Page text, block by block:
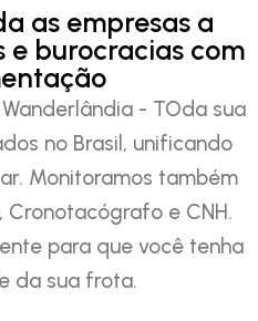
as empresas a
e burocracias com
- TOda sua
no Brasil, unificando
Monitoramos também
Cronotacógrafo e CNH.
para que você tenha
da sua frota.